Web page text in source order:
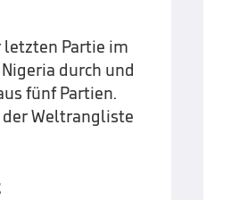
letzten Partie im
durch und
fünf Partien.
der Weltrangliste